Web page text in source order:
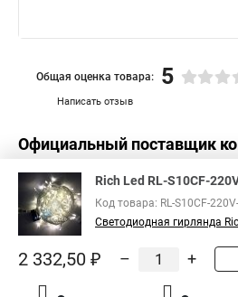
Написать отзыв
Общая оценка товара: 5
Официальный поставщик
России
Rich Led RL-S10CF-
Код товара: RL-S10CF-
Светодиодная гирлянда
2 332,50 ₽ – +